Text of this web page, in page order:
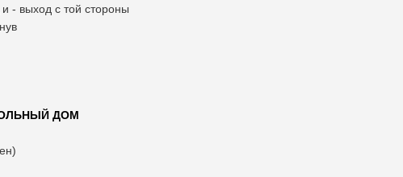
и - выход с той стороны
ДОМ